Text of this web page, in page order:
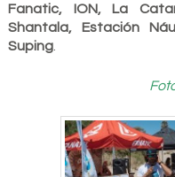
Fanatic, ION, La
Shantala, Estación
Suping.